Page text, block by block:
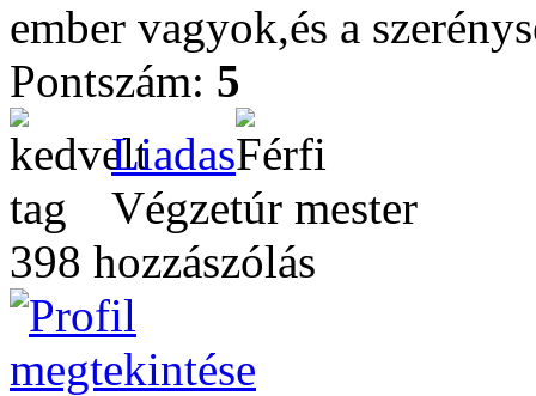
ember vagyok,és a
Pontszám: 5
Liadas
Végzetúr mester
398 hozzászólás